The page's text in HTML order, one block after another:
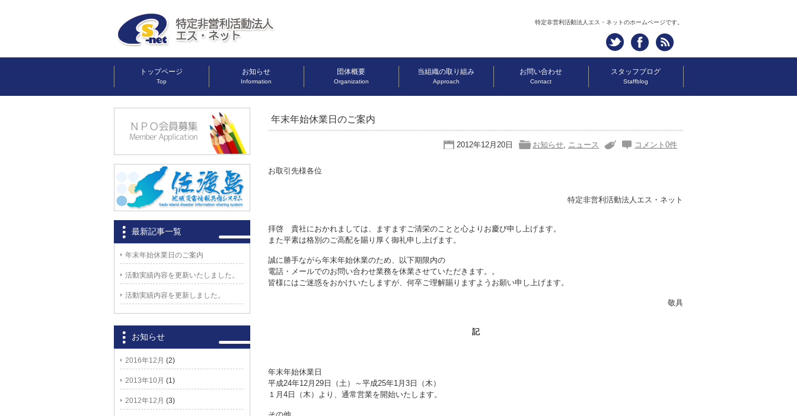
特定非営利活動法人エス・ネットのホームページです。
トップページ
Top
お知らせ
Information
団体概要
Organization
当組織の取り組み
Approach
お問い合わせ
Contact
スタッフブログ
Staffblog
年末年始休業日のご案内
2012年12月20日 お知らせ, ニュース コメント0件
お取引先様各位
特定非営利活動法人エス・ネット
拝啓 貴社におかれましては、ますますご清栄のことと心よりお慶び申し上げます。
また平素は格別のご高配を賜り厚く御礼申し上げます。
誠に勝手ながら年末年始休業のため、以下期限内の
電話・メールでのお問い合わせ業務を休業させていただきます。。
皆様にはご迷惑をおかけいたしますが、何卒ご理解賜りますようお願い申し上げます。
敬具
記
年末年始休業日
平成24年12月29日（土）～平成25年1月3日（木）
１月4日（木）より、通常営業を開始いたします。
最新記事一覧
年末年始休業日のご案内
活動実績内容を更新いたしました。
活動実績内容を更新しました。
お知らせ
2016年12月 (2)
2013年10月 (1)
2012年12月 (3)